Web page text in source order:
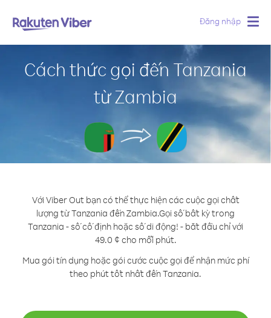
Đăng nhập
Cách thức gọi đến Tanzania
từ Zambia
Với Viber Out bạn có thể thực hiện các cuộc gọi chất
lượng từ Tanzania đến Zambia.Gọi số bất kỳ trong
Tanzania - số cố định hoặc số di động! - bắt đầu chỉ với
49.0 ¢ cho mỗi phút.
Mua gói tín dụng hoặc gói cước cuộc gọi để nhận mức phí
theo phút tốt nhất đến Tanzania.